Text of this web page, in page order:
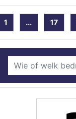
1 ... 17